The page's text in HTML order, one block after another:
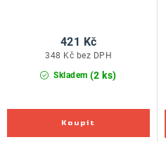
Skladem (2 ks)
348 Kč bez DPH
421 Kč